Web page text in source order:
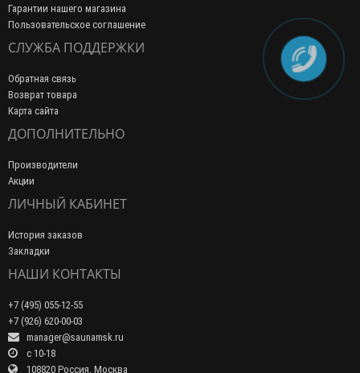
Гарантии нашего магазина
Пользовательское соглашение
СЛУЖБА ПОДДЕРЖКИ
Обратная связь
Возврат товара
Карта сайта
ДОПОЛНИТЕЛЬНО
Производители
Акции
ЛИЧНЫЙ КАБИНЕТ
История заказов
Закладки
НАШИ КОНТАКТЫ
+7 (495) 055-12-55
+7 (926) 620-00-03
manager@saunamsk.ru
c 10-18
108820 Россия, Москва